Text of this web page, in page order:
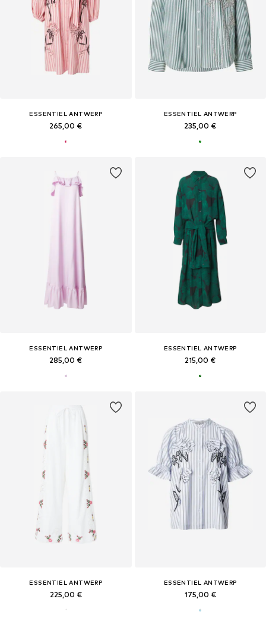
ESSENTIEL ANTWERP
265,00 €
ESSENTIEL ANTWERP
235,00 €
ESSENTIEL ANTWERP
285,00 €
ESSENTIEL ANTWERP
215,00 €
ESSENTIEL ANTWERP
225,00 €
ESSENTIEL ANTWERP
175,00 €